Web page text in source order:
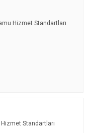
Hizmet Standartları
Standartları